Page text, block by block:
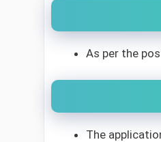
As per the
The